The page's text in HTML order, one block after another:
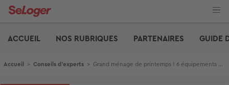
Aller
ACCUEIL
NOS RUBRIQUES PARTENAIRES GUIDE
Fil d'Ariane
Accueil > Conseils d'experts > Grand ménage de printemps ! 6 équipements malins pour gagner un temps fou